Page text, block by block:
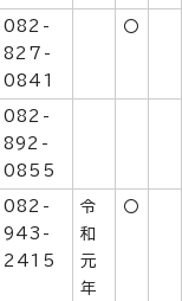
082-
827-
0841
〇
082-
892-
0855
082-
943-
2415
令
和
元
年
〇